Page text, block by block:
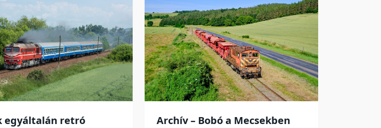
egyáltalán retró
Archív – Bobó a Mecsekben